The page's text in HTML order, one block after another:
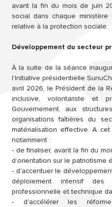
avant la fin du mois de juin
social dans chaque
relative à la protection sociale.
Développement du secteur
À la suite de la séance
l’Initiative présidentielle
avril 2026, le Président de la
inclusive, volontariste et
Gouvernement, aux
organisations faîtières du
matérialisation effective. A
notamment :
- de finaliser, avant la fin du
d’orientation sur le patriotisme
- d’accentuer le
déploiement intensif des
professionnelle et technique
- d’accélérer les